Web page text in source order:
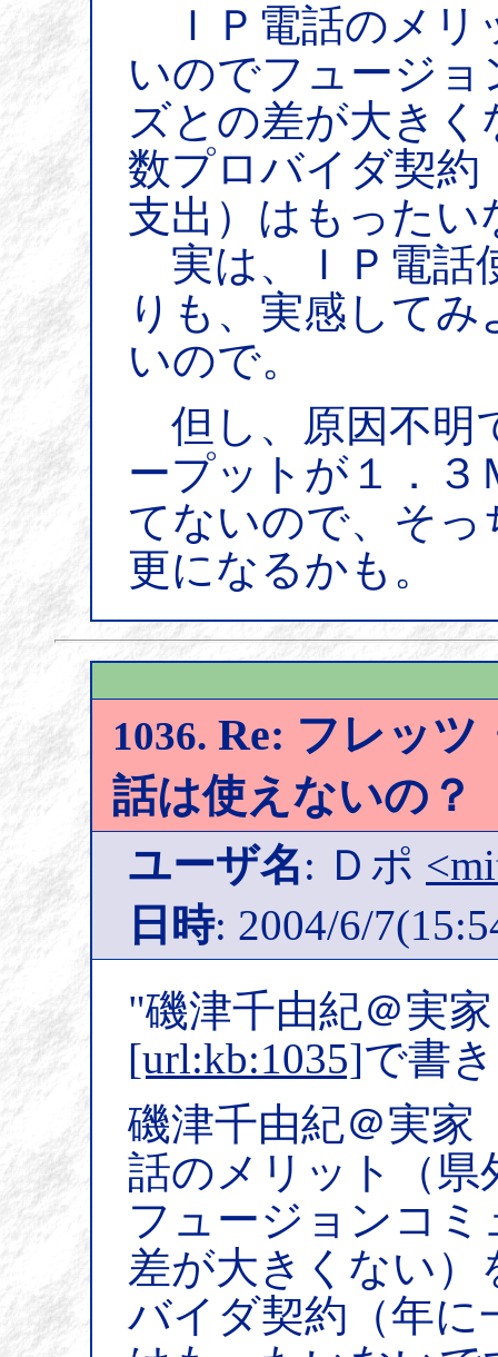
ＩＰ電話のメリ
いのでフュージ
ズとの差が大き
数プロバイダ契約
支出）はもったい
実は、ＩＰ電話
りも、実感して
いので。
但し、原因不明
ープットが１．
てないので、そっ
更になるかも。
1036. Re: フレッツ
話は使えないの？
ユーザ名: Ｄポ
日時: 2004/6/
"磯津千由紀＠実
[url:kb:1035]で書
磯津千由紀＠実
話のメリット（県
フュージョンコ
差が大きくない
バイダ契約（年に